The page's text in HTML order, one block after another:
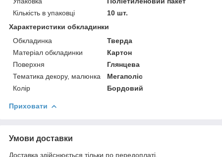
Кількість в упаковці
10 шт.
Характеристики обкладинки
Обкладинка
Тверда
Матеріал обкладинки
Картон
Поверхня
Глянцева
Тематика декору, малюнка
Мегаполіс
Колір
Бордовий
Приховати
Умови доставки
Доставка здійснюється тільки по передоплаті.